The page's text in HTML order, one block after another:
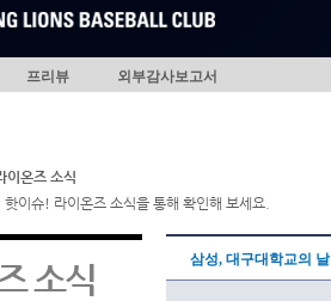
프리뷰 외부감사보고서
이온즈 소식
이슈! 라이온즈 소식을 통해 확인해 보세요.
소식 삼성, 대구대학교의